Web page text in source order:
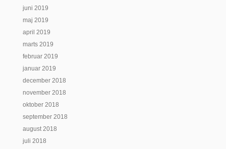
juni 2019
maj 2019
april 2019
marts 2019
februar 2019
januar 2019
december 2018
november 2018
oktober 2018
september 2018
august 2018
juli 2018